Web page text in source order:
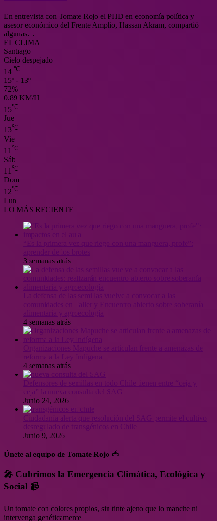
En entrevista con Tomate Rojo el PHD en economía política y
asesor económico del Frente Amplio, Hassan Akram, compartió
algunas…
EL CLIMA
Santiago
Cielo despejado
14 ℃
15º - 13º
72%
0.89 KM/H
15℃
Jue
13℃
Vie
11 ℃
Sáb
11 ℃
Dom
12℃
Lun
LO MÁS RECIENTE
3 semanas atrás
4 semanas atrás
Organizaciones Mapuche se articulan frente a amenazas de
4 semanas atrás
Junio 24, 2026
Ciudadanía alerta que resolución del SAG permite el cultivo
desregulado de transgénicos en Chile
Junio 9, 2026
Únete al equipo de Tomate Rojo 🍅
🎤 Cubrimos la Emergencia Climática, Ecológica y
Social 📹
Un tomate con colores propios, sin tinte ajeno que lo manche ni
intervenga genéticamente